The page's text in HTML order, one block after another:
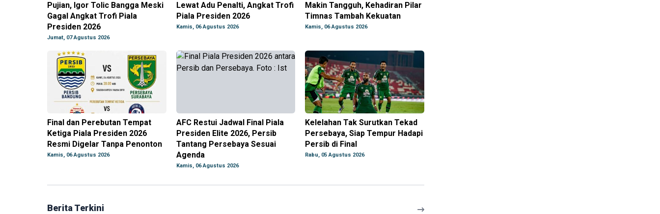
Pujian, Igor Tolic Bangga Meski
Gagal Angkat Trofi Piala
Presiden 2026
Jumat, 07 Agustus 2026
Lewat Adu Penalti, Angkat Trofi
Piala Presiden 2026
Kamis, 06 Agustus 2026
Makin Tangguh, Kehadiran Pilar
Timnas Tambah Kekuatan
Kamis, 06 Agustus 2026
Final dan Perebutan Tempat
Ketiga Piala Presiden 2026
Resmi Digelar Tanpa Penonton
Kamis, 06 Agustus 2026
AFC Restui Jadwal Final Piala
Presiden Elite 2026, Persib
Tantang Persebaya Sesuai
Agenda
Kamis, 06 Agustus 2026
Kelelahan Tak Surutkan Tekad
Persebaya, Siap Tempur Hadapi
Persib di Final
Rabu, 05 Agustus 2026
Berita Terkini